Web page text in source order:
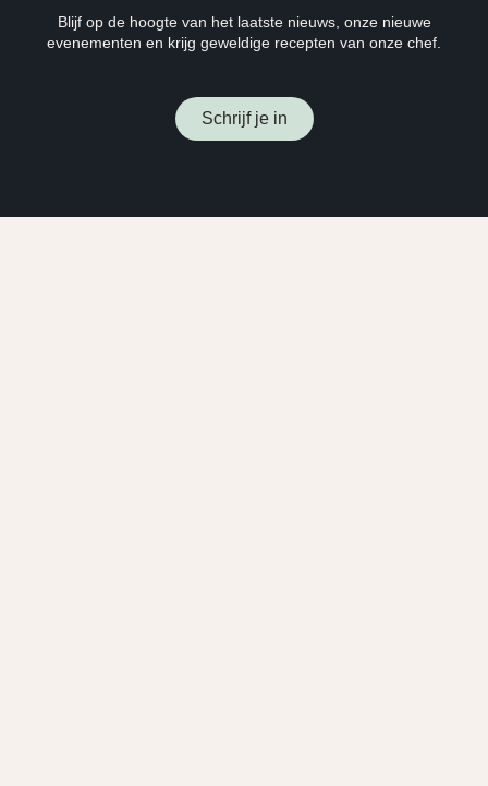
Blijf op de hoogte van het laatste nieuws, onze nieuwe
evenementen en krijg geweldige recepten van onze chef.
Schrijf je in